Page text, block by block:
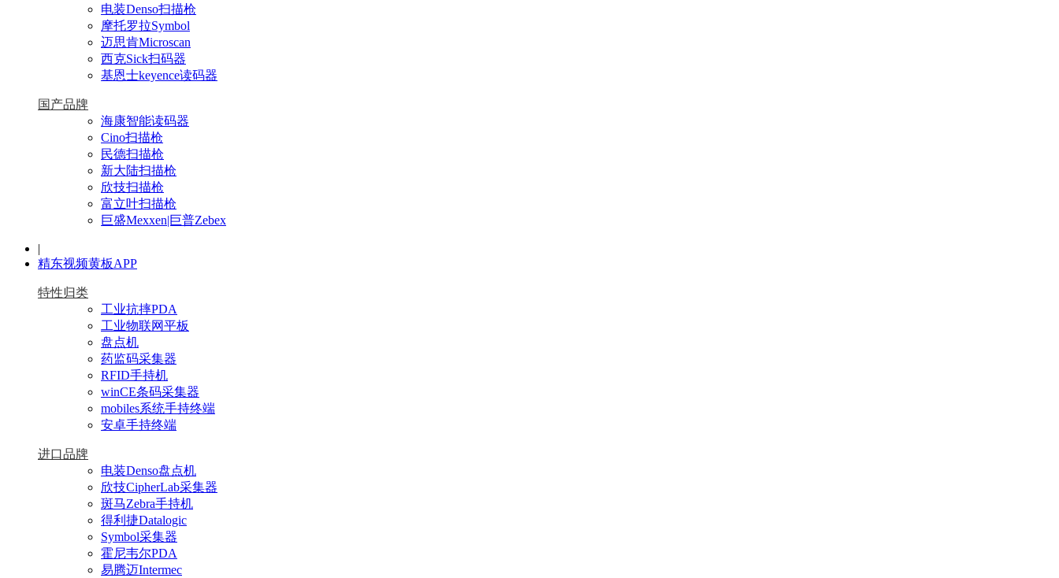
电装Denso扫描枪
摩托罗拉Symbol
迈思肯Microscan
西克Sick扫码器
基恩士keyence读码器
国产品牌
海康智能读码器
Cino扫描枪
民德扫描枪
新大陆扫描枪
欣技扫描枪
富立叶扫描枪
巨盛Mexxen|巨普Zebex
|
精东视频黄板APP
特性归类
工业抗摔PDA
工业物联网平板
盘点机
药监码采集器
RFID手持机
winCE条码采集器
mobiles系统手持终端
安卓手持终端
进口品牌
电装Denso盘点机
欣技CipherLab采集器
斑马Zebra手持机
得利捷Datalogic
Symbol采集器
霍尼韦尔PDA
易腾迈Intermec